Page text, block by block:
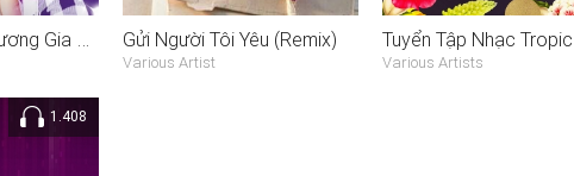
Vua Nhạc Sàn Lương Gia Huy Gửi Người Tôi Yêu (Remix)
Various Artist Various Artists
1.408